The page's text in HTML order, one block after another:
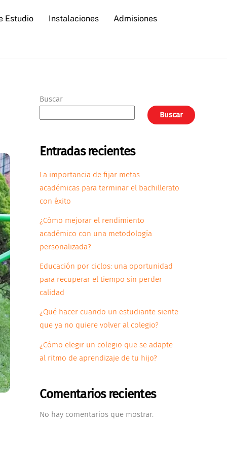
Estudio Instalaciones Admisiones
Buscar
Buscar
Entradas recientes
La importancia de fijar metas
académicas para terminar el bachillerato
con éxito
¿Cómo mejorar el rendimiento
académico con una metodología
personalizada?
Educación por ciclos: una oportunidad
para recuperar el tiempo sin perder
calidad
¿Qué hacer cuando un estudiante siente
que ya no quiere volver al colegio?
¿Cómo elegir un colegio que se adapte
al ritmo de aprendizaje de tu hijo?
Comentarios recientes
No hay comentarios que mostrar.